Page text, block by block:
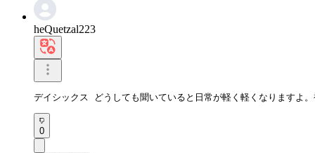
heQuetzal223
デイシックス どうしても聞いていると日常が軽く軽くなりますよ
0